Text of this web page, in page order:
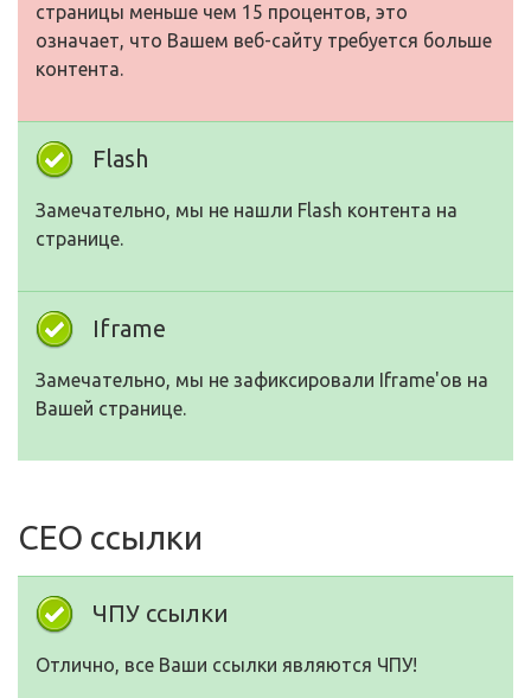
страницы меньше чем 15 процентов, это
означает, что Вашем веб-сайту требуется больше
контента.
Flash
Замечательно, мы не нашли Flash контента на
странице.
Iframe
Замечательно, мы не зафиксировали Iframe'ов на
Вашей странице.
СЕО ссылки
ЧПУ ссылки
Отлично, все Ваши ссылки являются ЧПУ!